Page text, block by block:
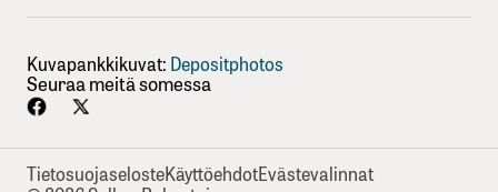
Kuvapankkikuvat: Depositphotos
Seuraa meitä somessa
TietosuojaselosteKäyttöehdotEvästevalinnat